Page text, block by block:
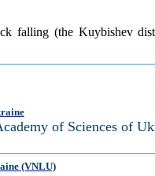
falling (the Kuybishev
of Sciences of
(VNLU)